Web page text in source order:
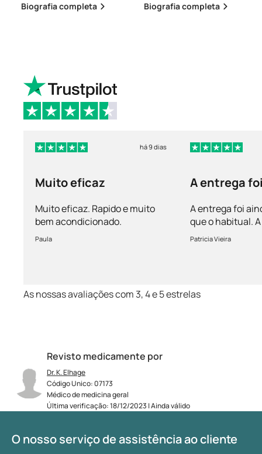
Revisto medicamente por
Dr. K. Elhage
Código Unico: 07173
Médico de medicina geral
Última verificação: 18/12/2023 | Ainda válido
Biografia completa Biografia completa
há 9 dias
Muito eficaz
Muito eficaz. Rapido e muito
bem acondicionado.
Paula
A entrega
A entrega foi
que o habitual.
vem bem
Patricia Vieira
As nossas avaliações com 3, 4 e 5 estrelas
O nosso serviço de assistência ao cliente